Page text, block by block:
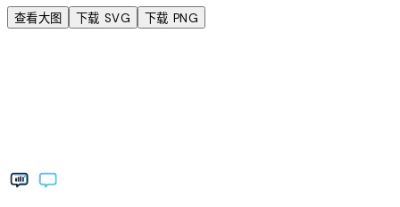
查看大图 下载 SVG 下载 PNG